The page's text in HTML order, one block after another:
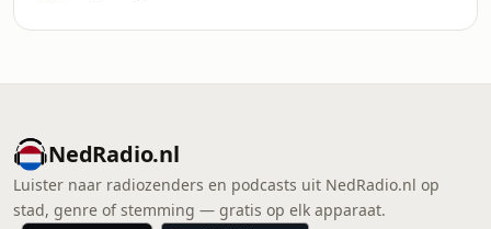
NedRadio.nl
Luister naar radiozenders en podcasts uit NedRadio.nl op
stad, genre of stemming — gratis op elk apparaat.